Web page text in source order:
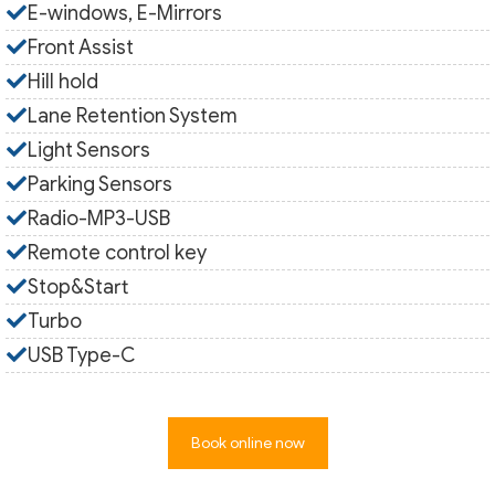
E-windows, E-Mirrors
Front Assist
Hill hold
Lane Retention System
Light Sensors
Parking Sensors
Radio-MP3-USB
Remote control key
Stop&Start
Turbo
USB Type-C
Book online now